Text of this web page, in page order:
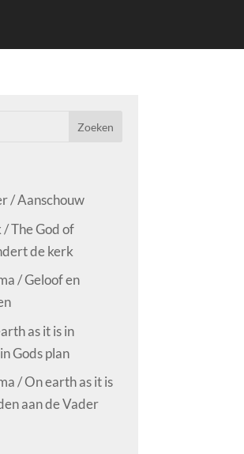
/ Aanschouw
The God of
de kerk
/ Geloof en
as it is in
Gods plan
/ On earth as it is
aan de Vader